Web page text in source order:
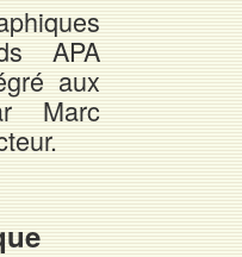
APA
aux
Marc